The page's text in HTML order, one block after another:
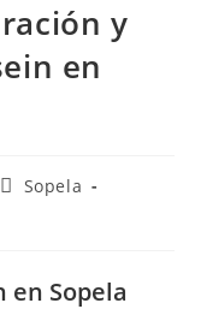
y
en
Categoría
Sopela
en Sopela